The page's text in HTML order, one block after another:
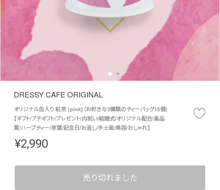
DRESSY CAFE ORIGINAL
オリジナル缶入り 紅茶 [pink]（お好きな3種類のティーバッグ15個)
【ギフト/プチギフト/プレゼント/内祝い/結婚式/オリジナル配合/高品
質/ハーブティー/茶葉/記念日/お返し/手土産/美容/おしゃれ】
¥2,990
売り切れました